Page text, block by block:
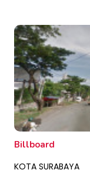
Billboard
KOTA SURABAYA